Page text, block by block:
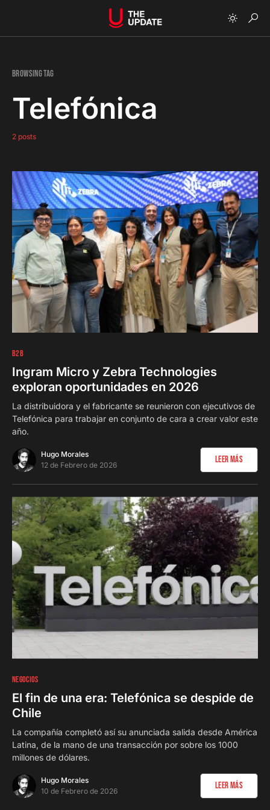
Browsing Tag
Telefónica
2 posts
B2B
Ingram Micro y Zebra Technologies
exploran oportunidades en 2026
La distribuidora y el fabricante se reunieron con ejecutivos de
Telefónica para trabajar en conjunto de cara a crear valor este
año.
Hugo Morales
12 de Febrero de 2026
Leer Más
NEGOCIOS
El fin de una era: Telefónica se despide de
Chile
La compañía completó así su anunciada salida desde América
Latina, de la mano de una transacción por sobre los 1000
millones de dólares.
Hugo Morales
10 de Febrero de 2026
Leer Más